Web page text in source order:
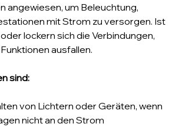
angewiesen, um Beleuchtung,
mit Strom zu versorgen. Ist
lockern sich die Verbindungen,
ausfallen.
sind:
von Lichtern oder Geräten, wenn
nicht an den Strom